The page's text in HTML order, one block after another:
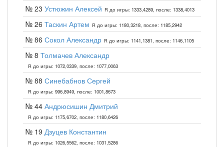
№ 23 Устюжин Алексей R до игры: 1333,4289, после: 1338,4013
№ 26 Таскин Артем R до игры: 1180,3218, после: 1185,2942
№ 86 Сокол Александр R до игры: 1141,1381, после: 1146,1105
№ 8 Толмачев Александр
R до игры: 1072,0339, после: 1077,0063
№ 88 Синебабнов Сергей
R до игры: 996,8949, после: 1001,8673
№ 44 Андрюсишин Дмитрий
R до игры: 1175,6702, после: 1180,6426
№ 19 Дзуцев Константин
R до игры: 1026,5562, после: 1031,5286